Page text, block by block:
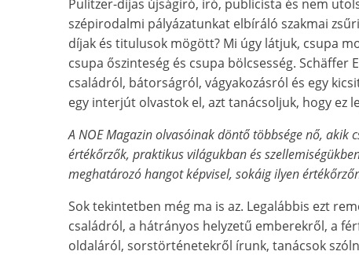
Pulitzer-díjas újságíró, író, publicista és nem
szépirodalmi pályázatunkat elbíráló szakmai
díjak és titulusok mögött? Mi úgy látjuk, csupa
csupa őszinteség és csupa bölcsesség. Schäffer
családról, bátorságról, vágyakozásról és egy
egy interjút olvastok el, azt tanácsoljuk, hogy ez
A NOE Magazin olvasóinak döntő többsége nő, akik
értékőrzők, praktikus világukban és
meghatározó hangot képvisel, sokáig ilyen
Sok tekintetben még ma is az. Legalábbis ezt
családról, a hátrányos helyzetű emberekről, a
oldaláról, sorstörténetekről írunk, tanácsok